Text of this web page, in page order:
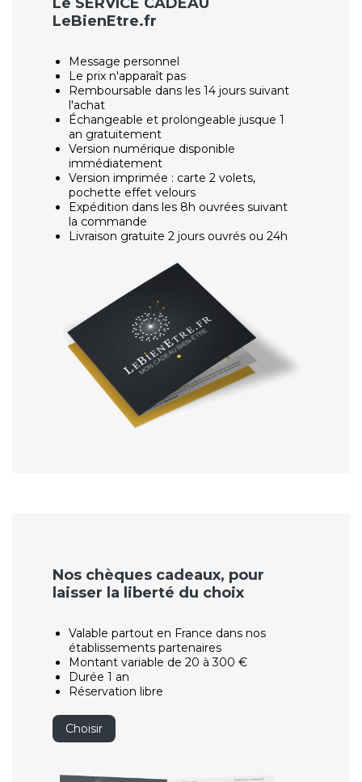
LeBienEtre.fr
Message personnel
Le prix n'apparaît pas
Remboursable dans les 14 jours suivant
l'achat
Échangeable et prolongeable jusque 1
an gratuitement
Version numérique disponible
immédiatement
Version imprimée : carte 2 volets,
pochette effet velours
Expédition dans les 8h ouvrées suivant
la commande
Livraison gratuite 2 jours ouvrés ou 24h
Nos chèques cadeaux, pour
laisser la liberté du choix
Valable partout en France dans nos
établissements partenaires
Montant variable de 20 à 300 €
Durée 1 an
Réservation libre
Choisir